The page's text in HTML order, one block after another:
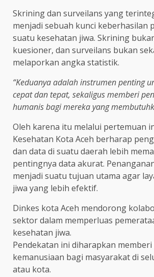
Skrining dan surveilans yang
menjadi sebuah kunci keberhasilan
suatu kesehatan jiwa. Skrining
kuesioner, dan surveilans bukan
melaporkan angka statistik.
“Keduanya adalah instrumen penting
cepat dan tepat, sekaligus memberi
humanis bagi mereka yang
Oleh karena itu melalui pertemuan
Kesehatan Kota Aceh berharap
dan data di suatu daerah lebih
pentingnya data akurat.
menjadi suatu tujuan utama agar
jiwa yang lebih efektif.
Dinkes kota Aceh mendorong
sektor dalam memperluas
kesehatan jiwa.
Pendekatan ini diharapkan memberi
kemanusiaan bagi masyarakat di
atau kota.